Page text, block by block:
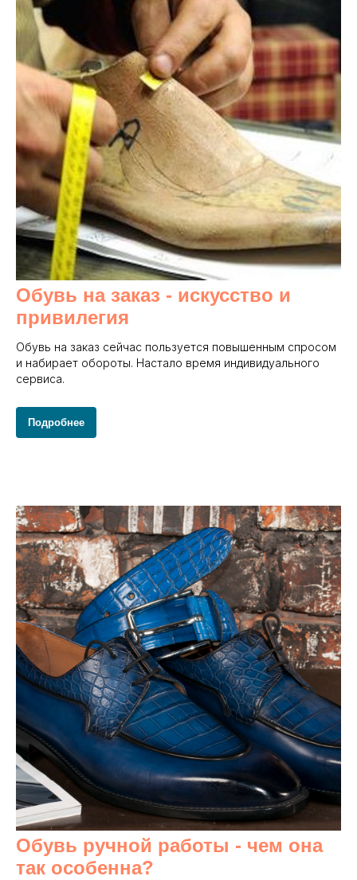
Обувь на заказ - искусство и
привилегия
Обувь на заказ сейчас пользуется повышенным спросом
и набирает обороты. Настало время индивидуального
сервиса.
Подробнее
Обувь ручной работы - чем она
так особенна?